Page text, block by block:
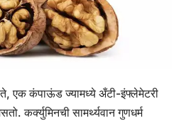
एक कंपाऊंड ज्यामध्ये अँटी-इंफ्लेमेटरी
कर्क्युमिनची सामर्थ्यवान गुणधर्म